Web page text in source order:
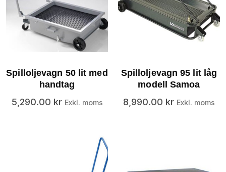
Spilloljevagn 50 lit med
handtag
5,290.00 kr Exkl. moms
Spilloljevagn 95 lit låg
modell Samoa
8,990.00 kr Exkl. moms